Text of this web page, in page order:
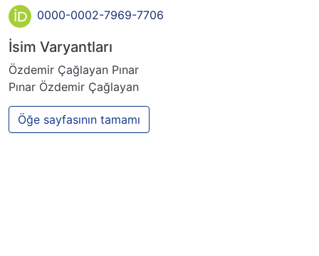
0000-0002-7969-7706
İsim Varyantları
Özdemir Çağlayan Pınar
Pınar Özdemir Çağlayan
Öğe sayfasının tamamı